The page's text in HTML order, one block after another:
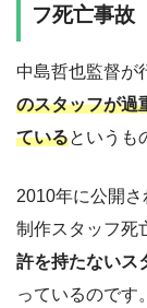
フ死亡事故
中島哲也監督が
のスタッフが過
ているというも
2010年に公開
制作スタッフ死
許を持たないス
っているのです。